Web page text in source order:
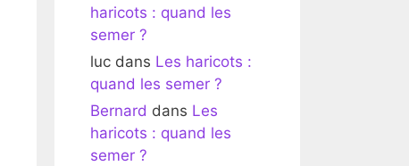
haricots : quand les
semer ?
luc dans Les haricots :
quand les semer ?
Bernard dans Les
haricots : quand les
semer ?